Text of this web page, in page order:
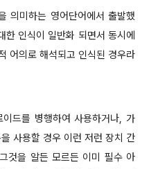
미하는 영어단어에서 출발했
인식이 일반화 되면서 동시에
어의로 해석되고 인식된 경우라
드를 병행하여 사용하거나, 가
사용할 경우 이런 저런 장치 간
것을 알든 모르든 이미 필수 아